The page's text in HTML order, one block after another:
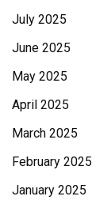
July 2025
June 2025
May 2025
April 2025
March 2025
February 2025
January 2025